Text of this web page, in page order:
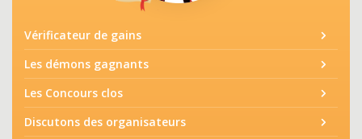
Vérificateur de gains
Les démons gagnants
Les Concours clos
Discutons des organisateurs